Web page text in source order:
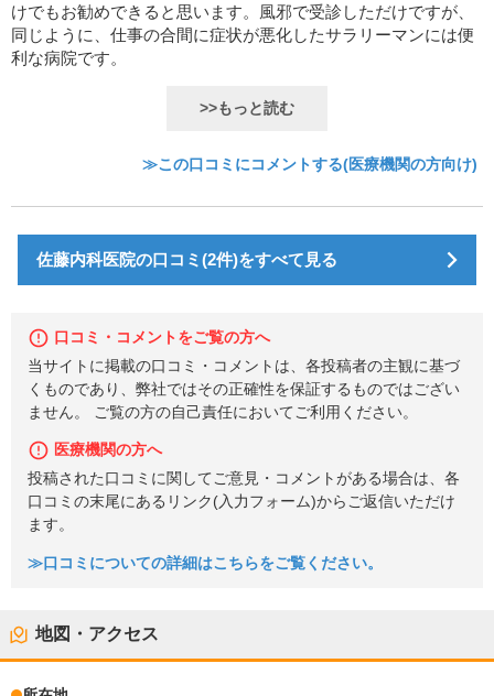
けでもお勧めできると思います。風邪で受診しただけですが、
同じように、仕事の合間に症状が悪化したサラリーマンには便
利な病院です。
>>もっと読む
≫この口コミにコメントする(医療機関の方向け)
佐藤内科医院の口コミ(2件)をすべて見る
口コミ・コメントをご覧の方へ
当サイトに掲載の口コミ・コメントは、各投稿者の主観に基づ
くものであり、弊社ではその正確性を保証するものではござい
ません。 ご覧の方の自己責任においてご利用ください。
医療機関の方へ
投稿された口コミに関してご意見・コメントがある場合は、各
口コミの末尾にあるリンク(入力フォーム)からご返信いただけ
ます。
≫口コミについての詳細はこちらをご覧ください。
地図・アクセス